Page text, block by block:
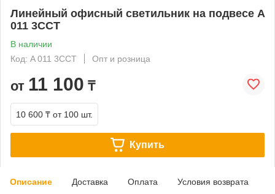
Линейный офисный светильник на подвесе A
011 3CCT
В наличии
Код: A 011 3CCT
Опт и розница
от 11 100 ₸
10 600 ₸ от 100 шт.
Купить
Описание Доставка Оплата Условия возврата